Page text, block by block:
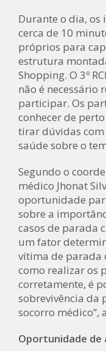
Durante o dia, os
cerca de 10
próprios para
estrutura
Shopping. O 3º
não é necessário
participar. Os
conhecer de
tirar dúvidas
saúde sobre o
Segundo o
médico Jhonat
oportunidade
sobre a
casos de parada
um fator
vítima de parada
como realizar os
corretamente, é
sobrevivência da
socorro médico”,
Oportunidade de